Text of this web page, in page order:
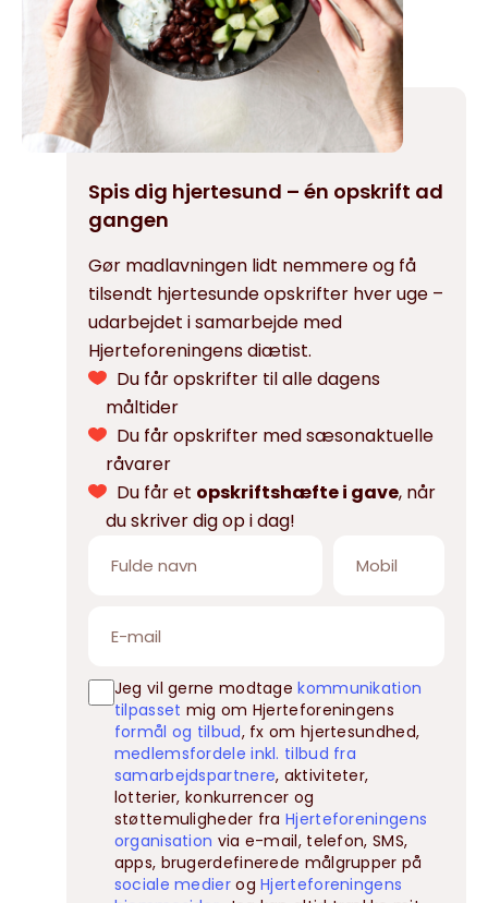
Spis dig hjertesund – én opskrift ad
gangen
Gør madlavningen lidt nemmere og få
tilsendt hjertesunde opskrifter hver uge –
udarbejdet i samarbejde med
Hjerteforeningens diætist.
Du får opskrifter til alle dagens
måltider
Du får opskrifter med sæsonaktuelle
råvarer
Du får et opskriftshæfte i gave, når
du skriver dig op i dag!
Jeg vil gerne modtagekommunikation
tilpasset mig om Hjerteforeningens
formål og tilbud, fx om hjertesundhed,
medlemsfordele inkl. tilbud fra
samarbejdspartnere, aktiviteter,
lotterier, konkurrencer og
støttemuligheder fraHjerteforeningens
organisation via e-mail, telefon, SMS,
apps, brugerdefinerede målgrupper på
sociale medierogHjerteforeningens